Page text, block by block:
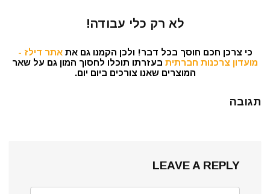
לא רק כלי עבודה!
כי צרכן חכם חוסך בכל דבר! ולכן הקמנו גם אתאתר דילז -
מועדון צרכנות חברתית בעזרתו תוכלו לחסוך המון גם על שאר
המוצרים שאנו צורכים ביום יום.
תגובה
LEAVE A REPLY